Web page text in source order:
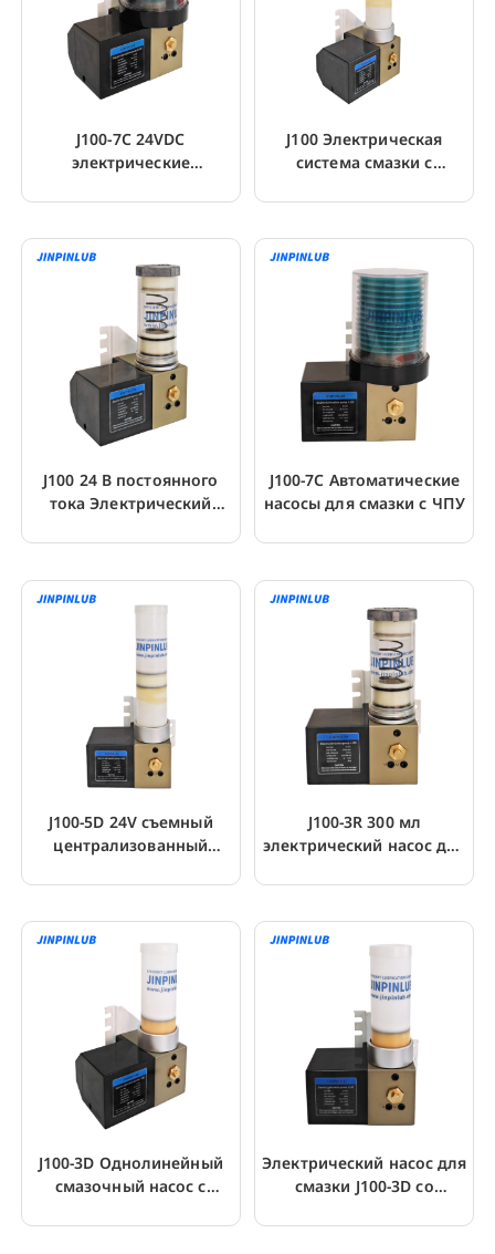
J100-7C 24VDC
электрические
для смазки
J100 Электрическая
система смазки с
J100 24 В постоянного
тока Электрический
поршневой насос
J100-7C Автоматические
насосы для смазки с ЧПУ
J100-5D 24V съемный
централизованный
насос
J100-3R 300 мл
электрический насос для
J100-3D Однолинейный
смазочный насос с
клапаном
Электрический насос для
смазки J100-3D со
объемом 300 мл